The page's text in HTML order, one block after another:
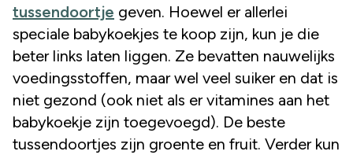
tussendoortje geven. Hoewel er allerlei
speciale babykoekjes te koop zijn, kun je die
beter links laten liggen. Ze bevatten nauwelijks
voedingsstoffen, maar wel veel suiker en dat is
niet gezond (ook niet als er vitamines aan het
babykoekje zijn toegevoegd). De beste
tussendoortjes zijn groente en fruit. Verder kun